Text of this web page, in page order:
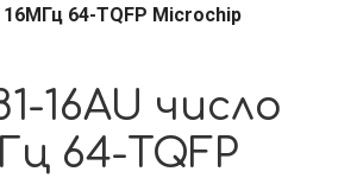
64-TQFP Microchip
16AU число
64-TQFP